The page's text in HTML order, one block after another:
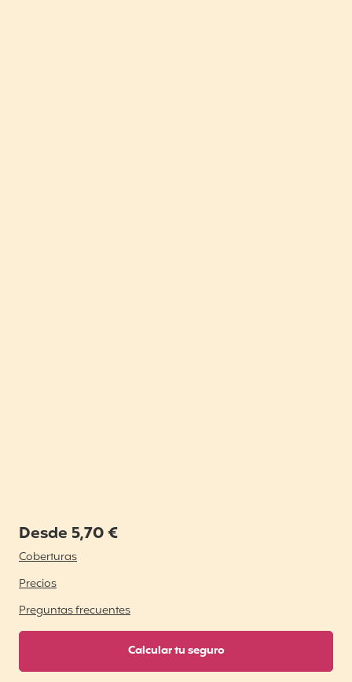
Desde 5,70 €
Coberturas
Precios
Preguntas frecuentes
Calcular tu seguro